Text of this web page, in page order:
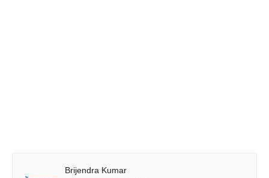
Brijendra Kumar